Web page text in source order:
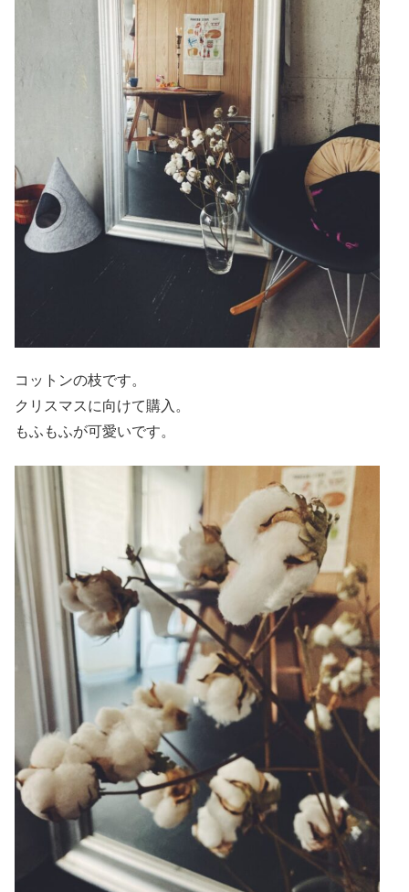
コットンの枝です。
クリスマスに向けて購入。
もふもふが可愛いです。